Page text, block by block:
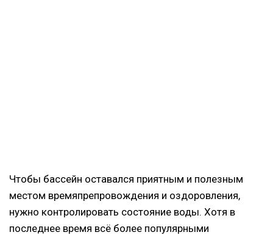
Чтобы бассейн оставался приятным и полезным
местом времяпрепровождения и оздоровления,
нужно контролировать состояние воды. Хотя в
последнее время всё более популярными